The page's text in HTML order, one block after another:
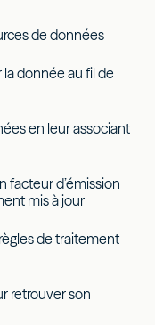
de données
donnée au fil de
en leur associant
facteur d’émission
mis à jour
de traitement
retrouver son